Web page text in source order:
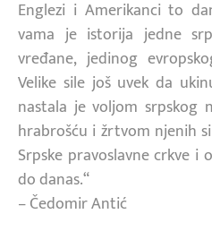
Englezi i Amerikanci to
vama je istorija jedne
vređane, jedinog
Velike sile još uvek da
nastala je voljom srpskog
hrabrošću i žrtvom njenih
Srpske pravoslavne crkve i
do danas.“
– Čedomir Antić